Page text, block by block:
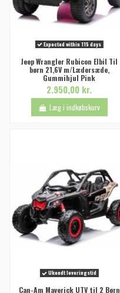
Expected within 115 days
Jeep Wrangler Rubicon Elbil Til
børn 21,6V m/Lædersæde,
Gummihjul Pink
2.950,00 kr.
Læg i indkøbskurv
Ukendt leveringstid
Can-Am Maverick UTV til 2 Børn